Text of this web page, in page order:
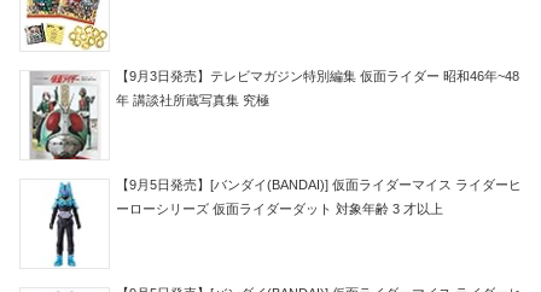
【9月3日発売】テレビマガジン特別編集 仮面ライダー 昭和46年~48
年 講談社所蔵写真集 究極
【9月5日発売】[バンダイ(BANDAI)] 仮面ライダーマイス ライダーヒ
ーローシリーズ 仮面ライダーダット 対象年齢 3 才以上